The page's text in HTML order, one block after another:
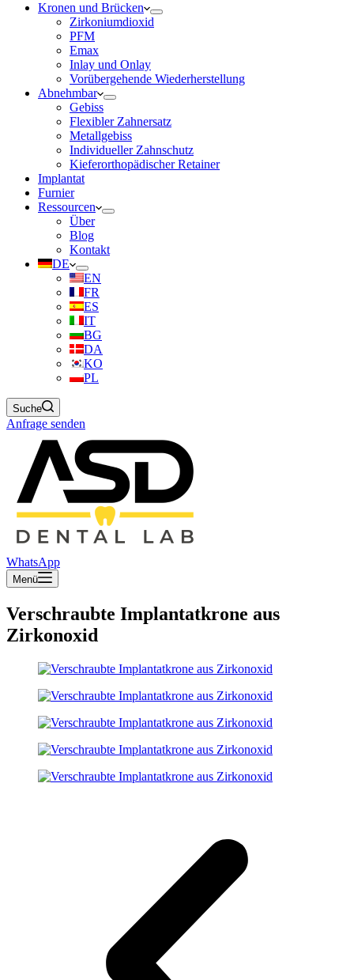
Kronen und Brücken
Zirkoniumdioxid
PFM
Emax
Inlay und Onlay
Vorübergehende Wiederherstellung
Abnehmbar
Gebiss
Flexibler Zahnersatz
Metallgebiss
Individueller Zahnschutz
Kieferorthopädischer Retainer
Implantat
Furnier
Ressourcen
Über
Blog
Kontakt
DE
EN
FR
ES
IT
BG
DA
KO
PL
Suche
Anfrage senden
WhatsApp
Menü
Verschraubte Implantatkrone aus
Zirkonoxid